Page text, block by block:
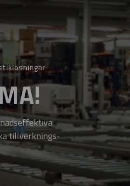
till­verknings­­